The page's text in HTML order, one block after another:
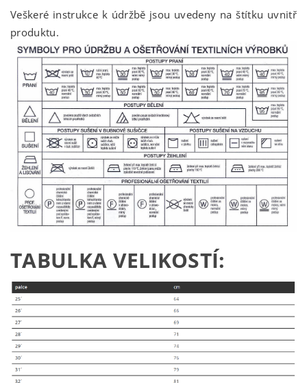
Veškeré instrukce k údržbě jsou uvedeny na štítku uvnitř
produktu.
TABULKA VELIKOSTÍ: